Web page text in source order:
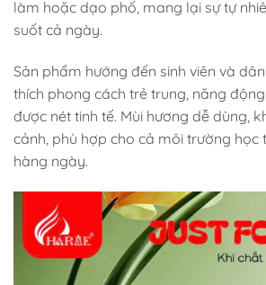
làm hoặc dạo phố, mang lại sự tự
suốt cả ngày.
Sản phẩm hướng đến sinh viên và
thích phong cách trẻ trung, năng
được nét tinh tế. Mùi hương dễ dùng,
cảnh, phù hợp cho cả môi trường học
hàng ngày.